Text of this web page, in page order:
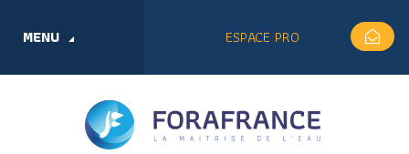
MENU ESPACE PRO